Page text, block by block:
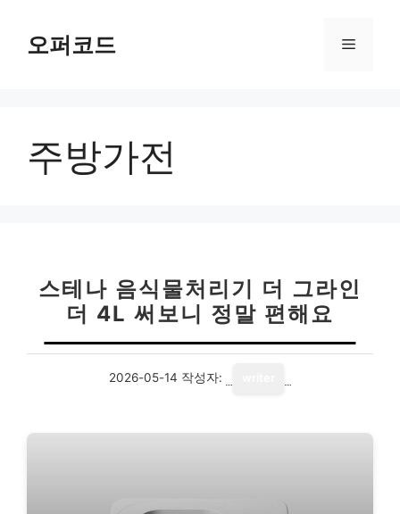
오퍼코드 메
주방가전
스테나 음식물처리기 더 그라인
더 4L 써보니 정말 편해요
2026-05-14 작성자: